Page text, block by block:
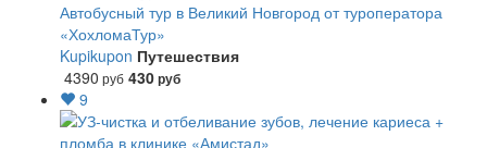
Автобусный тур в Великий Новгород от туроператора
«ХохломаТур»
Kupikupon Путешествия
4390 руб 430руб
9